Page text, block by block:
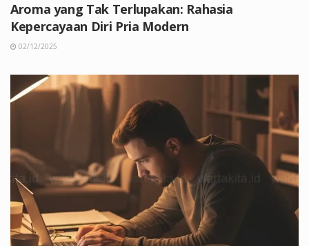
Aroma yang Tak Terlupakan: Rahasia
Kepercayaan Diri Pria Modern
02/12/2025